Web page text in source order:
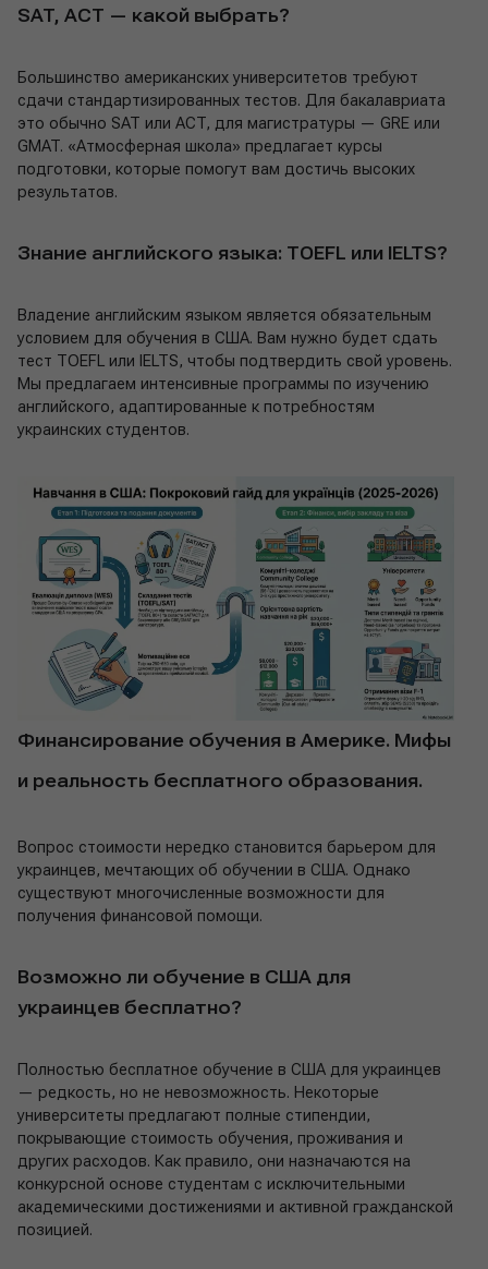
SAT, ACT — какой выбрать?
Большинство американских университетов требуют
сдачи стандартизированных тестов. Для бакалавриата
это обычно SAT или ACT, для магистратуры — GRE или
GMAT. «Атмосферная школа» предлагает курсы
подготовки, которые помогут вам достичь высоких
результатов.
Знание английского языка: TOEFL или IELTS?
Владение английским языком является обязательным
условием для обучения в США. Вам нужно будет сдать
тест TOEFL или IELTS, чтобы подтвердить свой уровень.
Мы предлагаем интенсивные программы по изучению
английского, адаптированные к потребностям
украинских студентов.
Финансирование обучения в Америке. Мифы
и реальность бесплатного образования.
Вопрос стоимости нередко становится барьером для
украинцев, мечтающих об обучении в США. Однако
существуют многочисленные возможности для
получения финансовой помощи.
Возможно ли обучение в США для
украинцев бесплатно?
Полностью бесплатное обучение в США для украинцев
— редкость, но не невозможность. Некоторые
университеты предлагают полные стипендии,
покрывающие стоимость обучения, проживания и
других расходов. Как правило, они назначаются на
конкурсной основе студентам с исключительными
академическими достижениями и активной гражданской
позицией.